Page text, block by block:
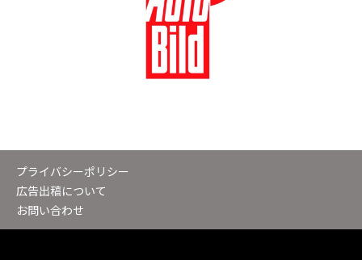
プライバシーポリシー
広告出稿について
お問い合わせ